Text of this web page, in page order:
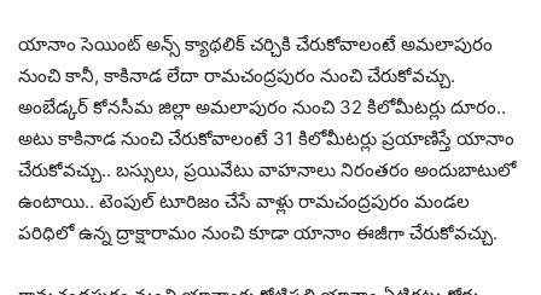
యానాం సెయింట్ అన్స్ క్యాథ‌లిక్ చ‌ర్చికి చేరుకోవాలంటే అమ‌లాపురం
నుంచి కానీ, కాకినాడ లేదా రామ‌చంద్ర‌పురం నుంచి చేరుకోవ‌చ్చు.
అంబేడ్కర్‌ కోనసీమ జిల్లా అమలాపురం నుంచి 32 కిలోమీటర్లు దూరం..
అటు కాకినాడ నుంచి చేరుకోవాలంటే 31 కిలోమీటర్లు ప్రయాణిస్తే యానాం
చేరుకోవచ్చు.. బస్సులు, ప్రయివేటు వాహనాలు నిరంతరం అందుబాటులో
ఉంటాయి.. టెంపుల్‌ టూరిజం చేసే వాళ్లు రామచంద్రపురం మండల
పరిధిలో ఉన్న ద్రాక్షారామం నుంచి కూడా యానాం ఈజీగా చేరుకోవచ్చు.